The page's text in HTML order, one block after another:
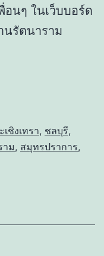
อนๆ ในเว็บบอร์ด
นรัตนาราม
เชิงเทรา, ชลบุรี,
าม, สมุทรปราการ,